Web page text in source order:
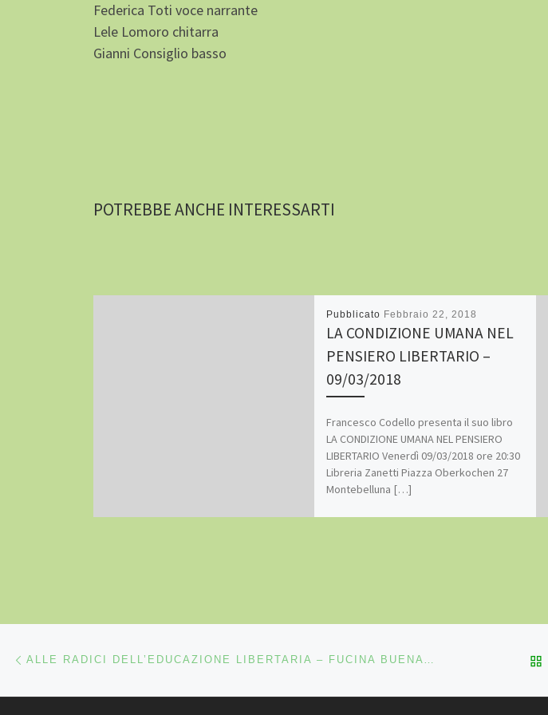
Federica Toti voce narrante
Lele Lomoro chitarra
Gianni Consiglio basso
POTREBBE ANCHE INTERESSARTI
Pubblicato Febbraio 22, 2018
LA CONDIZIONE UMANA NEL
PENSIERO LIBERTARIO –
09/03/2018
Francesco Codello presenta il suo libro
LA CONDIZIONE UMANA NEL PENSIERO
LIBERTARIO Venerdì 09/03/2018 ore 20:30
Libreria Zanetti Piazza Oberkochen 27
Montebelluna […]
Navigazione articoli ALLE RADICI DELL’EDUCAZIONE LIBERTARIA – FUCINA BUENAVENTURA E LA SCINTILLA (MODENA)